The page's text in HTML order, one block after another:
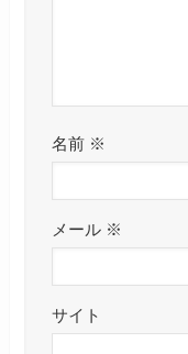
名前 ※
メール ※
サイト